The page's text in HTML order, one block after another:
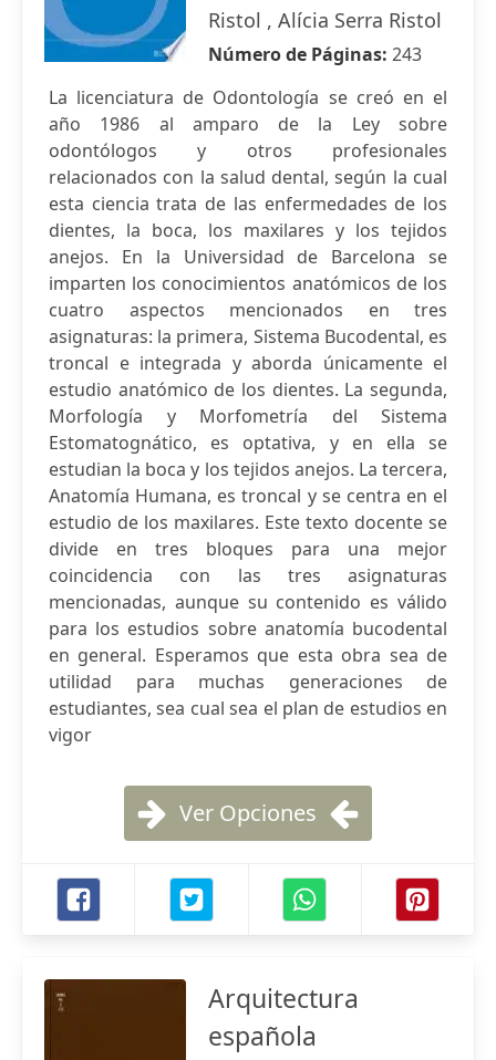
Ristol , Alícia Serra Ristol
Número de Páginas: 243
La licenciatura de Odontología se creó en el
año 1986 al amparo de la Ley sobre
odontólogos y otros profesionales
relacionados con la salud dental, según la cual
esta ciencia trata de las enfermedades de los
dientes, la boca, los maxilares y los tejidos
anejos. En la Universidad de Barcelona se
imparten los conocimientos anatómicos de los
cuatro aspectos mencionados en tres
asignaturas: la primera, Sistema Bucodental, es
troncal e integrada y aborda únicamente el
estudio anatómico de los dientes. La segunda,
Morfología y Morfometría del Sistema
Estomatognático, es optativa, y en ella se
estudian la boca y los tejidos anejos. La tercera,
Anatomía Humana, es troncal y se centra en el
estudio de los maxilares. Este texto docente se
divide en tres bloques para una mejor
coincidencia con las tres asignaturas
mencionadas, aunque su contenido es válido
para los estudios sobre anatomía bucodental
en general. Esperamos que esta obra sea de
utilidad para muchas generaciones de
estudiantes, sea cual sea el plan de estudios en
vigor
Ver Opciones
Arquitectura
española